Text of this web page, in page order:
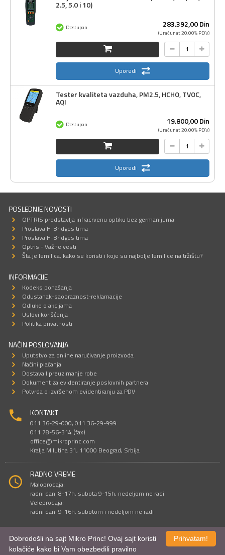
2.5, 5.0 i 10)
283.392,00Din
(Uračunat 20.00% PDV)
Dostupan
Uporedi
Tester kvaliteta vazduha, PM2.5, HCHO, TVOC,
AQI
19.800,00Din
(Uračunat 20.00% PDV)
Dostupan
Uporedi
POSLEDNJE NOVOSTI
OPTRIS predstavlja infracrvenu optiku bez germanijuma
Proslava H-Bridges tima
Proslava H-Bridges tima
Optris - Važne vesti
Šta je lemilica, kako se koristi i koje su najbolje lemilice na tržištu?
INFORMACIJE
Kodeks ponašanja
Odustanak-saobraznost-reklamacije
Odluke o akcijama
Uslovi korišćenja
Politika privatnosti
NAČIN POSLOVANJA
Uputstvo za online naručivanje proizvoda
Načini plaćanja
Dostava I preuzimanje robe
Dokument za evidentiranje poslovnih partnera
Potvrda o izvršenom evidentiranju za PDV
KONTAKT
011 36-29-000; 011 36-29-999
011 78-56-314 (fax)
office@mikroprinc.com
Kralja Milutina 31, 11000 Beograd, Srbija
RADNO VREME
Maloprodaja:
radni dani 8-17h, subota 9-15h, nedeljom ne radi
Veleprodaja:
radni dani 9-16h, subotom i nedeljom ne radi
Sve cene su iskazane u dinarima. PDV je uračunat u cenu.
© Mikro Princ 1999 - 2026. Sva prava su zadržana.
Prihvatam!
Dobrodošli na sajt Mikro Princ! Ovaj sajt koristi
kolačiće kako bi Vam obezbedili pravilno